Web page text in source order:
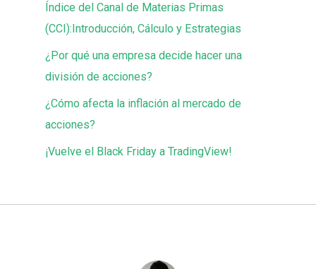
Índice del Canal de Materias Primas
(CCI):Introducción, Cálculo y Estrategias
¿Por qué una empresa decide hacer una
división de acciones?
¿Cómo afecta la inflación al mercado de
acciones?
¡Vuelve el Black Friday a TradingView!